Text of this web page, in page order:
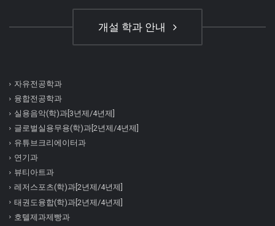
개설 학과 안내
자유전공학과
융합전공학과
실용음악(학)과[3년제/4년제]
글로벌실용무용(학)과[2년제/4년제]
유튜브크리에이터과
연기과
뷰티아트과
레저스포츠(학)과[2년제/4년제]
태권도융합(학)과[2년제/4년제]
호텔제과제빵과